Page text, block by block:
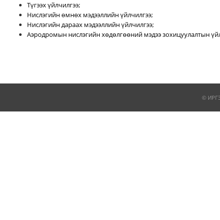
Түгээх үйлчилгээ;
Нислэгийн өмнөх мэдээллийн үйлчилгээ;
Нислэгийн дараах мэдээллийн үйлчилгээ;
Аэродромын нислэгийн хөдөлгөөний мэдээ зохицуулалтын
©